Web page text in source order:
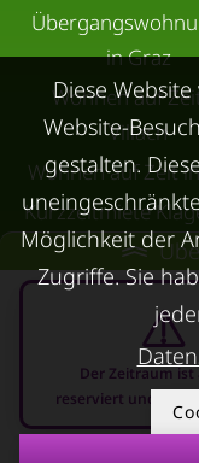
Der Zeitraum
reserviert und nicht
in Graz
Wohnen auf
Villach
Wohnen auf Zeit
Kurzzeitmiete
Wohnen auf
Dornbirn
Kurzzeitmiete
Deutschland
RUND UMS
Diese
Website-
gestalten.
Möglichkeit der
Zugriffe. Sie